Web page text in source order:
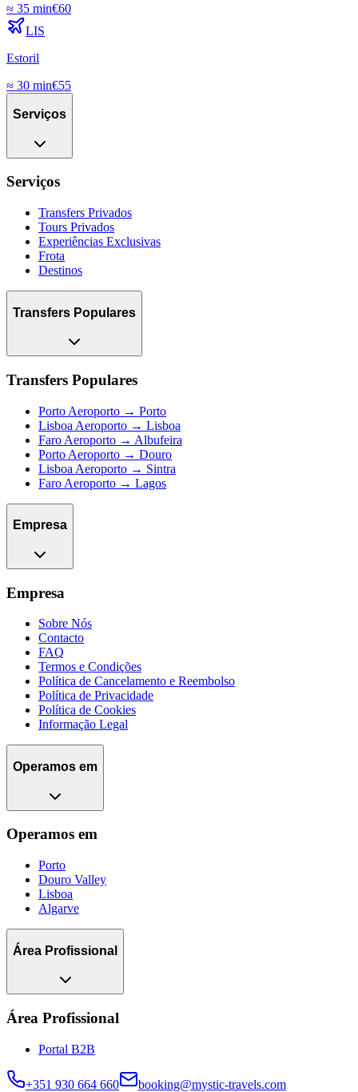
≈ 35 min€60
LIS
Estoril
≈ 30 min€55
Serviços
Serviços
Transfers Privados
Tours Privados
Experiências Exclusivas
Frota
Destinos
Transfers Populares
Transfers Populares
Porto Aeroporto → Porto
Lisboa Aeroporto → Lisboa
Faro Aeroporto → Albufeira
Porto Aeroporto → Douro
Lisboa Aeroporto → Sintra
Faro Aeroporto → Lagos
Empresa
Empresa
Sobre Nós
Contacto
FAQ
Termos e Condições
Política de Cancelamento e Reembolso
Política de Privacidade
Política de Cookies
Informação Legal
Operamos em
Operamos em
Porto
Douro Valley
Lisboa
Algarve
Área Profissional
Área Profissional
Portal B2B
+351 930 664 660 booking@mystic-travels.com